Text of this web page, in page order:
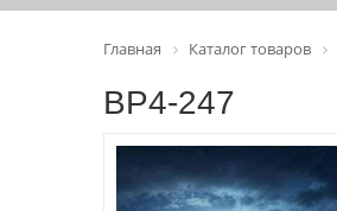
Главная Каталог товаров
ВР4-247